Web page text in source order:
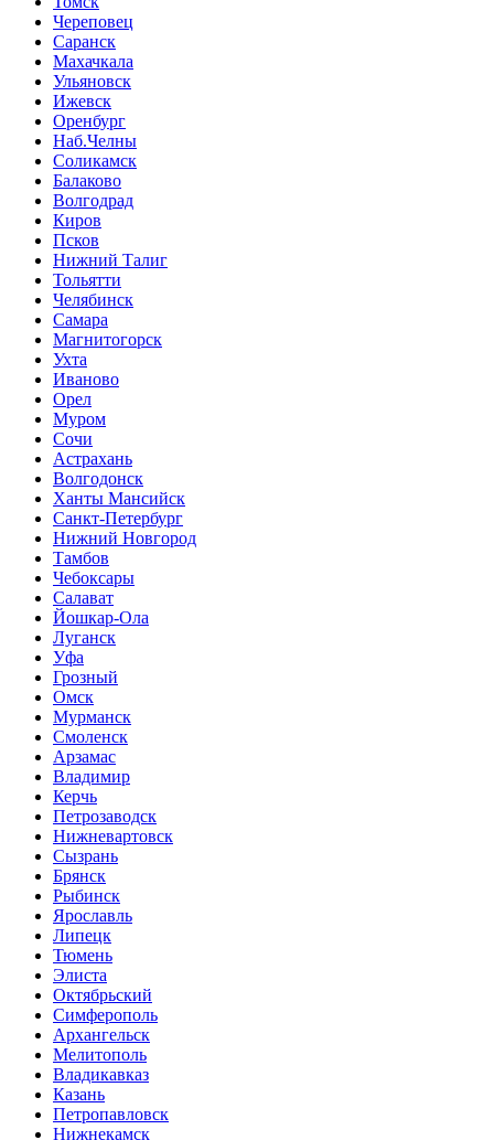
Череповец
Саранск
Махачкала
Ульяновск
Ижевск
Оренбург
Наб.Челны
Соликамск
Балаково
Волгодрад
Киров
Псков
Нижний Талиг
Тольятти
Челябинск
Самара
Магнитогорск
Ухта
Иваново
Орел
Муром
Сочи
Астрахань
Волгодонск
Ханты Мансийск
Санкт-Петербург
Нижний Новгород
Тамбов
Чебоксары
Салават
Йошкар-Ола
Луганск
Уфа
Грозный
Омск
Мурманск
Смоленск
Арзамас
Владимир
Керчь
Петрозаводск
Нижневартовск
Сызрань
Брянск
Рыбинск
Ярославль
Липецк
Тюмень
Элиста
Октябрьский
Симферополь
Архангельск
Мелитополь
Владикавказ
Казань
Петропавловск
Нижнекамск